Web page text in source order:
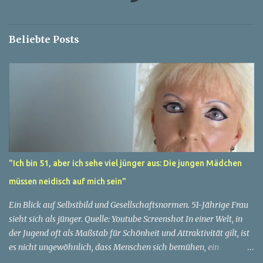
Beliebte Posts
"Ich bin 51, aber ich sehe viel jünger aus: Die jungen Mädchen
müssen neidisch auf mich sein"
Ein Blick auf Selbstbild und Gesellschaftsnormen. 51-Jährige Frau
sieht sich als jünger. Quelle: Youtube Screenshot In einer Welt, in
der Jugend oft als Maßstab für Schönheit und Attraktivität gilt, ist
es nicht ungewöhnlich, dass Menschen sich bemühen, ein